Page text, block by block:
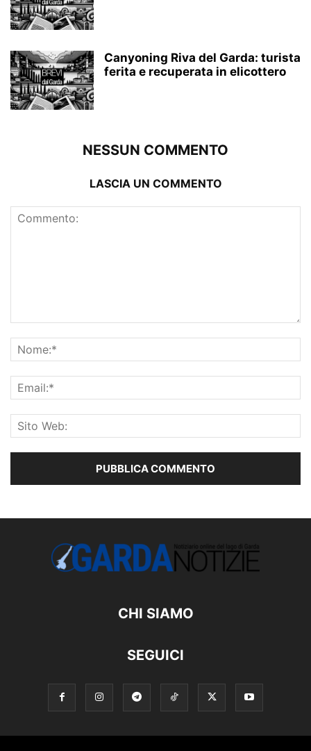
Canyoning Riva del Garda: turista
ferita e recuperata in elicottero
NESSUN COMMENTO
LASCIA UN COMMENTO
CHI SIAMO
SEGUICI